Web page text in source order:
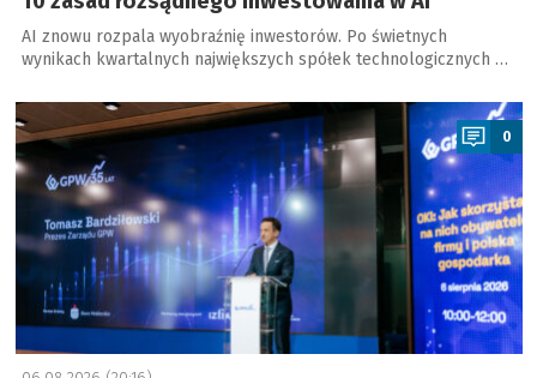
AI znowu rozpala wyobraźnię inwestorów. Po świetnych
wynikach kwartalnych największych spółek technologicznych …
a
0